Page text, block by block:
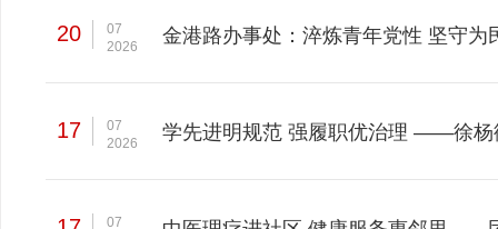
20
07
2026
金港路办事处：淬炼青年党性 坚守为
17
07
2026
学先进明规范 强履职优治理 ——徐杨
07